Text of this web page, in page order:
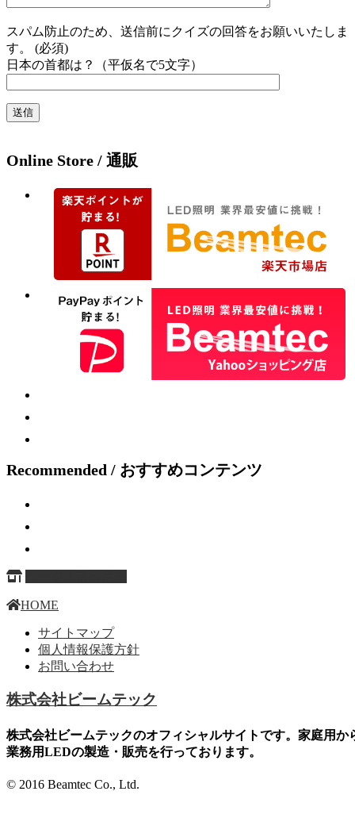
スパム防止のため、送信前にクイズの回答をお願いいたしま
す。 (必須)
日本の首都は？（平仮名で5文字）
Online Store / 通販
Recommended / おすすめコンテンツ
HOME
サイトマップ
個人情報保護方針
お問い合わせ
株式会社ビームテック
株式会社ビームテックのオフィシャルサイトです。家庭用か
業務用LEDの製造・販売を行っております。
© 2016 Beamtec Co., Ltd.